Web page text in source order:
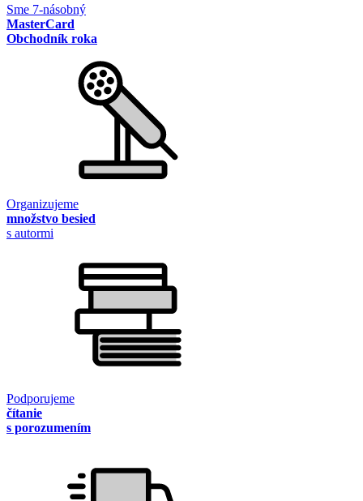
Sme 7-násobný
MasterCard
Obchodník roka
Organizujeme
množstvo besied
s autormi
Podporujeme
čítanie
s porozumením